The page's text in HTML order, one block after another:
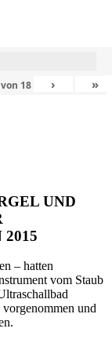
von 18 › »
UND
2015
– hatten
vom Staub
und